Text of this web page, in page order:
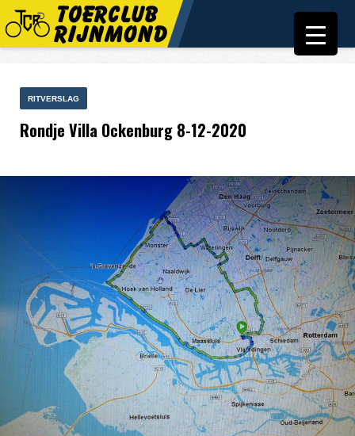
RITVERSLAG
Rondje Villa Ockenburg 8-12-2020